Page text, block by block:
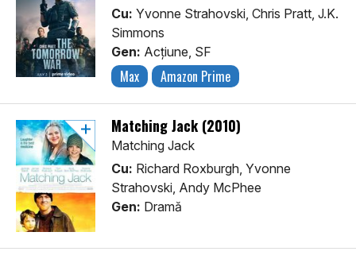
Cu: Yvonne Strahovski, Chris Pratt, J.K.
Simmons
Gen: Acţiune, SF
Max Amazon Prime
Matching Jack (2010)
Matching Jack
Cu: Richard Roxburgh, Yvonne
Strahovski, Andy McPhee
Gen: Dramă